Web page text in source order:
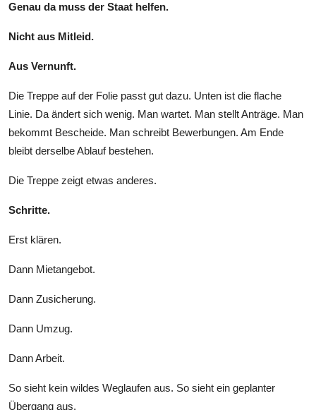
Genau da muss der Staat helfen.
Nicht aus Mitleid.
Aus Vernunft.
Die Treppe auf der Folie passt gut dazu. Unten ist die flache
Linie. Da ändert sich wenig. Man wartet. Man stellt Anträge. Man
bekommt Bescheide. Man schreibt Bewerbungen. Am Ende
bleibt derselbe Ablauf bestehen.
Die Treppe zeigt etwas anderes.
Schritte.
Erst klären.
Dann Mietangebot.
Dann Zusicherung.
Dann Umzug.
Dann Arbeit.
So sieht kein wildes Weglaufen aus. So sieht ein geplanter
Übergang aus.